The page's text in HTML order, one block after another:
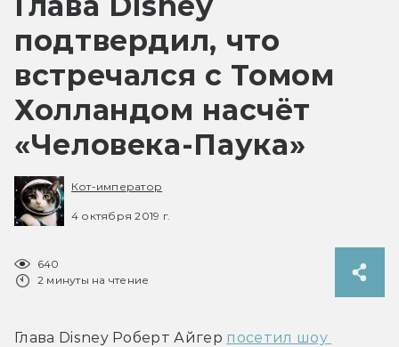
подтвердил, что
встречался с Томом
Холландом насчёт
«Человека-Паука»
Кот-император
4 октября 2019 г.
640
2 минуты на чтение
Глава Disney Роберт Айгер посетил шоу